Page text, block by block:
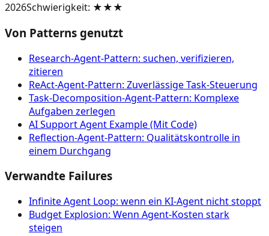
2026Schwierigkeit: ★★★
Von Patterns genutzt
Research-Agent-Pattern: suchen, verifizieren,
zitieren
ReAct-Agent-Pattern: Zuverlässige Task-Steuerung
Task-Decomposition-Agent-Pattern: Komplexe
Aufgaben zerlegen
AI Support Agent Example (Mit Code)
Reflection-Agent-Pattern: Qualitätskontrolle in
einem Durchgang
Verwandte Failures
Infinite Agent Loop: wenn ein KI-Agent nicht stoppt
Budget Explosion: Wenn Agent-Kosten stark
steigen